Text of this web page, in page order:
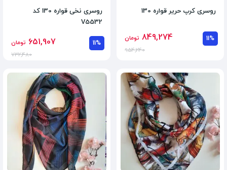
روسری کرپ حریر قواره 130
11%
849,274 تومان
954,240
روسری نخی قواره 130 کد
V5532
11%
651,907 تومان
732,480